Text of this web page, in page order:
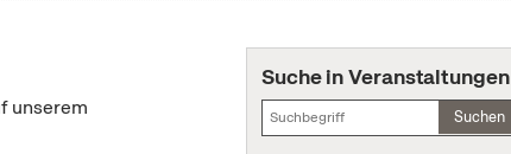
unserem
Suche in Veranstaltungen
Suchen